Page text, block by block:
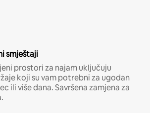
smještaji
prostori za najam uključuju
koji su vam potrebni za ugodan
ili više dana. Savršena zamjena za